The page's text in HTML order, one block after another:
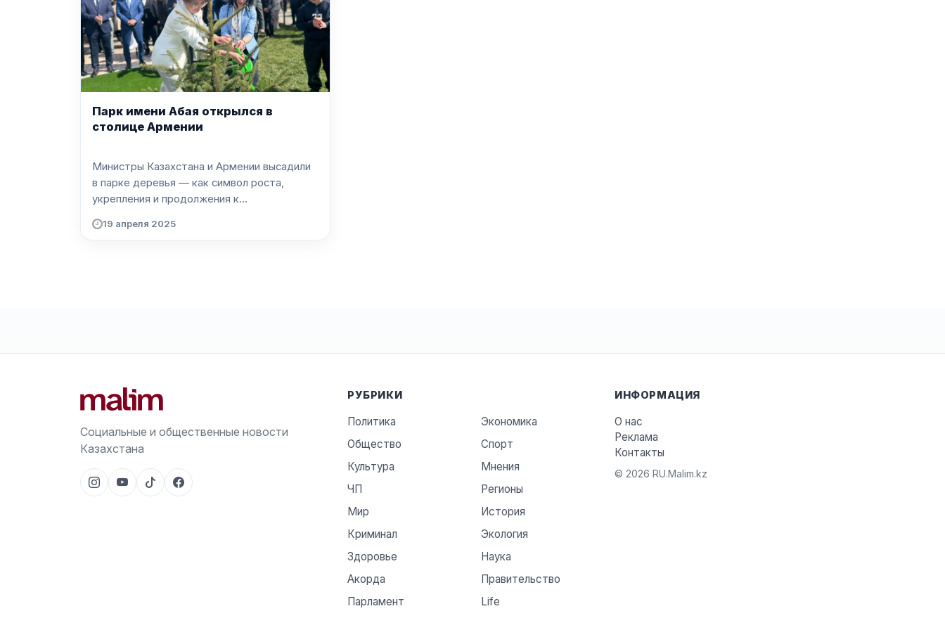
Парк имени Абая открылся в
столице Армении
Министры Казахстана и Армении высадили
в парке деревья — как символ роста,
укрепления и продолжения к...
19 апреля 2025
Социальные и общественные новости
Казахстана
РУБРИКИ
Политика
Экономика
Общество
Спорт
Культура
Мнения
ЧП
Регионы
Мир
История
Криминал
Экология
Здоровье
Наука
Акорда
Правительство
Парламент
Life
ИНФОРМАЦИЯ
О нас
Реклама
Контакты
© 2026 RU.Malim.kz